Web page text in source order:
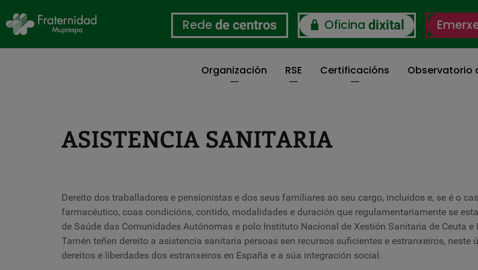
Rede de centros Oficina dixital
Organización RSE Certificacións Observatorio
ASISTENCIA SANITARIA
Dereito dos traballadores e pensionistas e dos seus familiares ao seu cargo, incluídos e, se é o
farmacéutico, coas condicións, contido, modalidades e duración que regulamentariamente se
de Saúde das Comunidades Autónomas e polo Instituto Nacional de Xestión Sanitaria de Ceuta e
Tamén teñen dereito a asistencia sanitaria persoas sen recursos suficientes e estranxeiros,
dereitos e liberdades dos estranxeiros en España e a súa integración social.